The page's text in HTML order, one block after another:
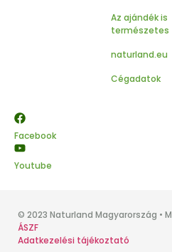
Facebook
Youtube
Az ajándék is
természetes
naturland.eu
Cégadatok
© 2023 Naturland Magyarország •
ÁSZF
Adatkezelési tájékoztató